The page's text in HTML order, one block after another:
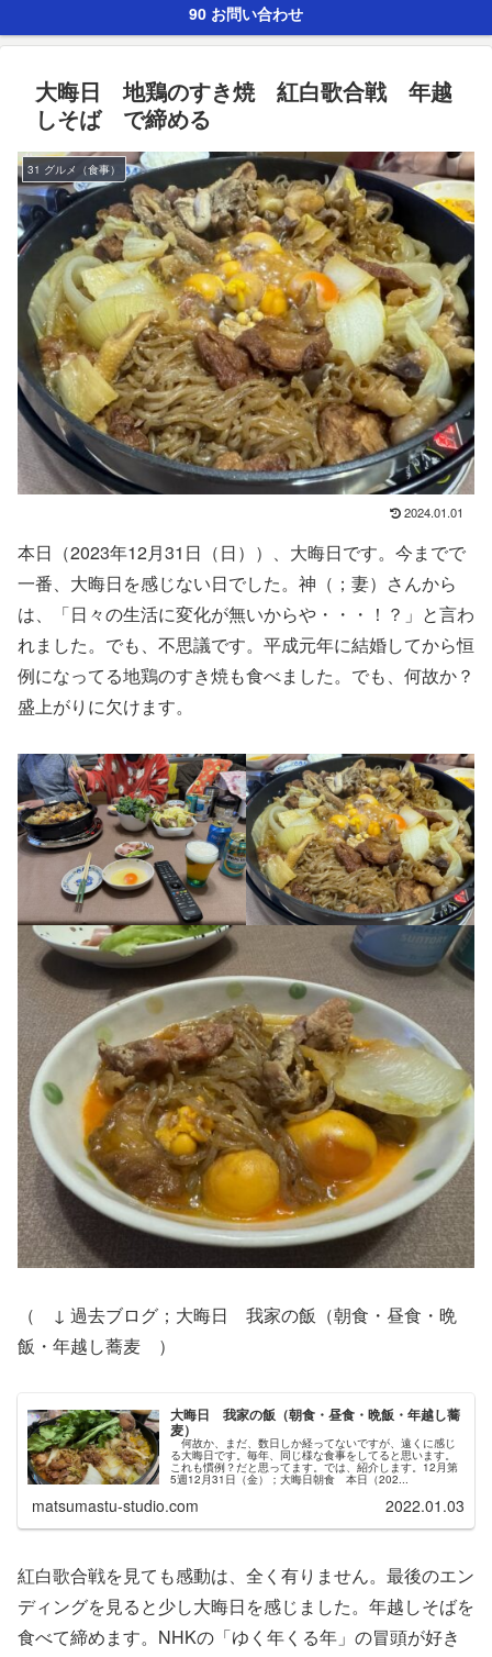
90 お問い合わせ
大晦日 地鶏のすき焼 紅白歌合戦 年越
しそば で締める
31 グルメ（食事）
2024.01.01
本日（2023年12月31日（日））、大晦日です。今までで
一番、大晦日を感じない日でした。神（；妻）さんから
は、「日々の生活に変化が無いからや・・・！？」と言わ
れました。でも、不思議です。平成元年に結婚してから恒
例になってる地鶏のすき焼も食べました。でも、何故か？
盛上がりに欠けます。
（ ↓ 過去ブログ；大晦日 我家の飯（朝食・昼食・晩
飯・年越し蕎麦 ）
大晦日 我家の飯（朝食・昼食・晩飯・年越し蕎
麦）
何故か、まだ、数日しか経ってないですが、遠くに感じ
る大晦日です。毎年、同じ様な食事をしてると思います。
これも慣例？だと思ってます。では、紹介します。12月第
5週12月31日（金）；大晦日朝食 本日（202...
matsumastu-studio.com 2022.01.03
紅白歌合戦を見ても感動は、全く有りません。最後のエン
ディングを見ると少し大晦日を感じました。年越しそばを
食べて締めます。NHKの「ゆく年くる年」の冒頭が好き